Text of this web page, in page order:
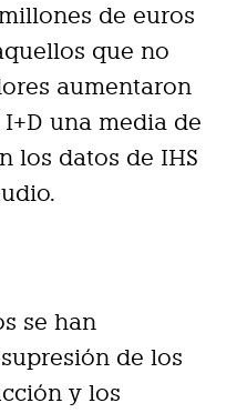
de euros
que no
aumentaron
una media de
los datos de IHS
se han
de los
y los